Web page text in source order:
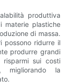
produttiva
materie plastiche
di massa.
possono ridurre il
produrre grandi
risparmi sui costi
migliorando la